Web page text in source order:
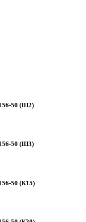
50 (Ш2)
50 (Ш3)
50 (К15)